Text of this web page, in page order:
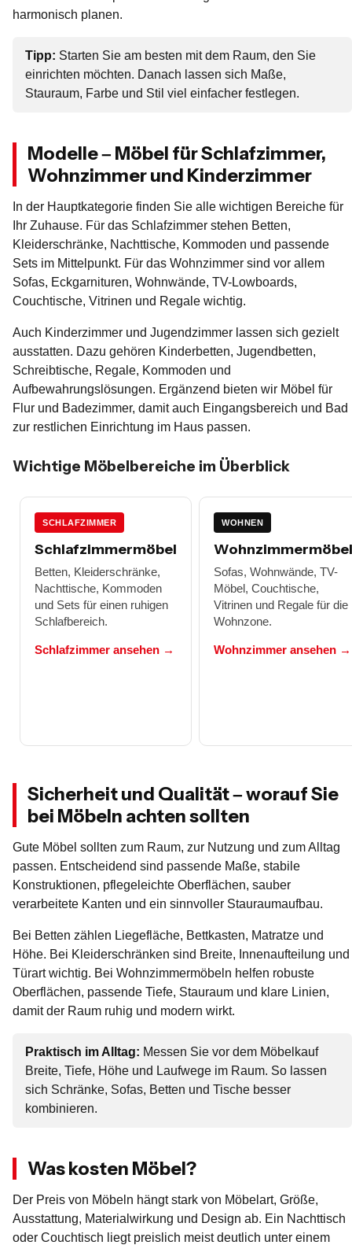
harmonisch planen.
Tipp: Starten Sie am besten mit dem Raum, den Sie
einrichten möchten. Danach lassen sich Maße,
Stauraum, Farbe und Stil viel einfacher festlegen.
Modelle – Möbel für Schlafzimmer,
Wohnzimmer und Kinderzimmer
In der Hauptkategorie finden Sie alle wichtigen Bereiche für
Ihr Zuhause. Für das Schlafzimmer stehen Betten,
Kleiderschränke, Nachttische, Kommoden und passende
Sets im Mittelpunkt. Für das Wohnzimmer sind vor allem
Sofas, Eckgarnituren, Wohnwände, TV-Lowboards,
Couchtische, Vitrinen und Regale wichtig.
Auch Kinderzimmer und Jugendzimmer lassen sich gezielt
ausstatten. Dazu gehören Kinderbetten, Jugendbetten,
Schreibtische, Regale, Kommoden und
Aufbewahrungslösungen. Ergänzend bieten wir Möbel für
Flur und Badezimmer, damit auch Eingangsbereich und Bad
zur restlichen Einrichtung im Haus passen.
Wichtige Möbelbereiche im Überblick
SCHLAFZIMMER
Schlafzimmermöbel
Betten, Kleiderschränke,
Nachttische, Kommoden
und Sets für einen ruhigen
Schlafbereich.
Schlafzimmer ansehen →
WOHNEN
Wohnzimmermöbel
Sofas, Wohnwände, TV-
Möbel, Couchtische,
Vitrinen und Regale für die
Wohnzone.
Wohnzimmer ansehen →
Sicherheit und Qualität – worauf Sie
bei Möbeln achten sollten
Gute Möbel sollten zum Raum, zur Nutzung und zum Alltag
passen. Entscheidend sind passende Maße, stabile
Konstruktionen, pflegeleichte Oberflächen, sauber
verarbeitete Kanten und ein sinnvoller Stauraumaufbau.
Bei Betten zählen Liegefläche, Bettkasten, Matratze und
Höhe. Bei Kleiderschränken sind Breite, Innenaufteilung und
Türart wichtig. Bei Wohnzimmermöbeln helfen robuste
Oberflächen, passende Tiefe, Stauraum und klare Linien,
damit der Raum ruhig und modern wirkt.
Praktisch im Alltag: Messen Sie vor dem Möbelkauf
Breite, Tiefe, Höhe und Laufwege im Raum. So lassen
sich Schränke, Sofas, Betten und Tische besser
kombinieren.
Was kosten Möbel?
Der Preis von Möbeln hängt stark von Möbelart, Größe,
Ausstattung, Materialwirkung und Design ab. Ein Nachttisch
oder Couchtisch liegt preislich meist deutlich unter einem